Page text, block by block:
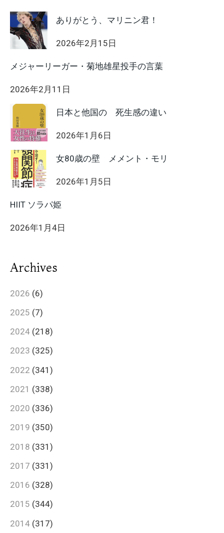
ありがとう、マリニン君！
2026年2月15日
メジャーリーガー・菊地雄星投手の言葉
2026年2月11日
日本と他国の 死生感の違い
2026年1月6日
女80歳の壁 メメント・モリ
2026年1月5日
HIIT ソラパ姫
2026年1月4日
Archives
2026 (6)
2025 (7)
2024 (218)
2023 (325)
2022 (341)
2021 (338)
2020 (336)
2019 (350)
2018 (331)
2017 (331)
2016 (328)
2015 (344)
2014 (317)